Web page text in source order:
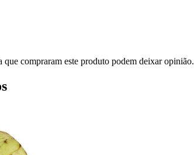
que compraram este produto podem deixar opinião.